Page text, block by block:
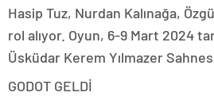
Hasip Tuz, Nurdan Kalınağa,
rol alıyor. Oyun, 6-9 Mart 2024
Üsküdar Kerem Yılmazer
GODOT GELDİ